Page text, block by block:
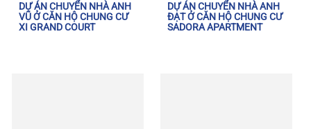
DỰ ÁN CHUYỂN NHÀ ANH
VŨ Ở CĂN HỘ CHUNG CƯ
XI GRAND COURT
DỰ ÁN CHUYỂN NHÀ ANH
ĐẠT Ở CĂN HỘ CHUNG CƯ
SADORA APARTMENT